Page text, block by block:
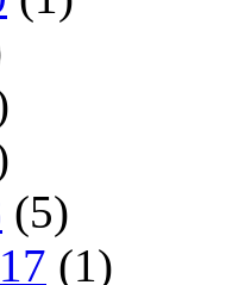
(5)
(1)